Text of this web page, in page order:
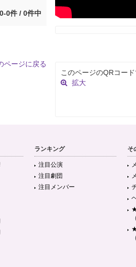
0-0件 / 0件中
ページに戻る
このページのQRコード
拡大
ランキング
注目公演
注目劇団
注目メンバー
そ